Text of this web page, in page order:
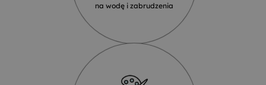
na wodę i zabrudzenia